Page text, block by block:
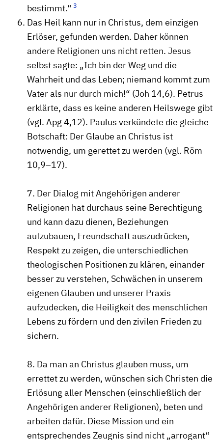
bestimmt.“ 3
Das Heil kann nur in Christus, dem einzigen
Erlöser, gefunden werden. Daher können
andere Religionen uns nicht retten. Jesus
selbst sagte: „Ich bin der Weg und die
Wahrheit und das Leben; niemand kommt zum
Vater als nur durch mich!“ (Joh 14,6). Petrus
erklärte, dass es keine anderen Heilswege gibt
(vgl. Apg 4,12). Paulus verkündete die gleiche
Botschaft: Der Glaube an Christus ist
notwendig, um gerettet zu werden (vgl. Röm
10,9–17).
7. Der Dialog mit Angehörigen anderer
Religionen hat durchaus seine Berechtigung
und kann dazu dienen, Beziehungen
aufzubauen, Freundschaft auszudrücken,
Respekt zu zeigen, die unterschiedlichen
theologischen Positionen zu klären, einander
besser zu verstehen, Schwächen in unserem
eigenen Glauben und unserer Praxis
aufzudecken, die Heiligkeit des menschlichen
Lebens zu fördern und den zivilen Frieden zu
sichern.
8. Da man an Christus glauben muss, um
errettet zu werden, wünschen sich Christen die
Erlösung aller Menschen (einschließlich der
Angehörigen anderer Religionen), beten und
arbeiten dafür. Diese Mission und ein
entsprechendes Zeugnis sind nicht „arrogant“